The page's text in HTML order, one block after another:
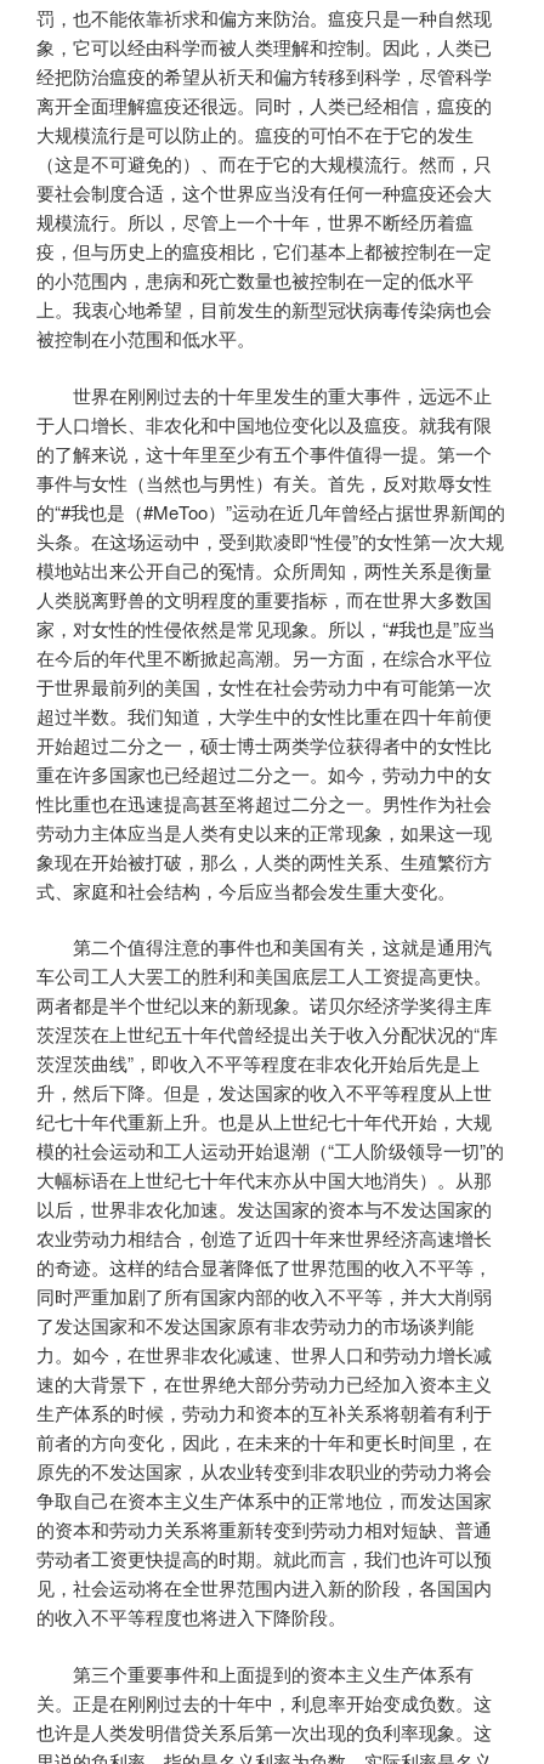
罚，也不能依靠祈求和偏方来防治。瘟疫只是一种自然现
象，它可以经由科学而被人类理解和控制。因此，人类已
经把防治瘟疫的希望从祈天和偏方转移到科学，尽管科学
离开全面理解瘟疫还很远。同时，人类已经相信，瘟疫的
大规模流行是可以防止的。瘟疫的可怕不在于它的发生
（这是不可避免的）、而在于它的大规模流行。然而，只
要社会制度合适，这个世界应当没有任何一种瘟疫还会大
规模流行。所以，尽管上一个十年，世界不断经历着瘟
疫，但与历史上的瘟疫相比，它们基本上都被控制在一定
的小范围内，患病和死亡数量也被控制在一定的低水平
上。我衷心地希望，目前发生的新型冠状病毒传染病也会
被控制在小范围和低水平。
世界在刚刚过去的十年里发生的重大事件，远远不止
于人口增长、非农化和中国地位变化以及瘟疫。就我有限
的了解来说，这十年里至少有五个事件值得一提。第一个
事件与女性（当然也与男性）有关。首先，反对欺辱女性
的“#我也是（#MeToo）”运动在近几年曾经占据世界新闻的
头条。在这场运动中，受到欺凌即“性侵”的女性第一次大规
模地站出来公开自己的冤情。众所周知，两性关系是衡量
人类脱离野兽的文明程度的重要指标，而在世界大多数国
家，对女性的性侵依然是常见现象。所以，“#我也是”应当
在今后的年代里不断掀起高潮。另一方面，在综合水平位
于世界最前列的美国，女性在社会劳动力中有可能第一次
超过半数。我们知道，大学生中的女性比重在四十年前便
开始超过二分之一，硕士博士两类学位获得者中的女性比
重在许多国家也已经超过二分之一。如今，劳动力中的女
性比重也在迅速提高甚至将超过二分之一。男性作为社会
劳动力主体应当是人类有史以来的正常现象，如果这一现
象现在开始被打破，那么，人类的两性关系、生殖繁衍方
式、家庭和社会结构，今后应当都会发生重大变化。
第二个值得注意的事件也和美国有关，这就是通用汽
车公司工人大罢工的胜利和美国底层工人工资提高更快。
两者都是半个世纪以来的新现象。诺贝尔经济学奖得主库
茨涅茨在上世纪五十年代曾经提出关于收入分配状况的“库
茨涅茨曲线”，即收入不平等程度在非农化开始后先是上
升，然后下降。但是，发达国家的收入不平等程度从上世
纪七十年代重新上升。也是从上世纪七十年代开始，大规
模的社会运动和工人运动开始退潮（“工人阶级领导一切”的
大幅标语在上世纪七十年代末亦从中国大地消失）。从那
以后，世界非农化加速。发达国家的资本与不发达国家的
农业劳动力相结合，创造了近四十年来世界经济高速增长
的奇迹。这样的结合显著降低了世界范围的收入不平等，
同时严重加剧了所有国家内部的收入不平等，并大大削弱
了发达国家和不发达国家原有非农劳动力的市场谈判能
力。如今，在世界非农化减速、世界人口和劳动力增长减
速的大背景下，在世界绝大部分劳动力已经加入资本主义
生产体系的时候，劳动力和资本的互补关系将朝着有利于
前者的方向变化，因此，在未来的十年和更长时间里，在
原先的不发达国家，从农业转变到非农职业的劳动力将会
争取自己在资本主义生产体系中的正常地位，而发达国家
的资本和劳动力关系将重新转变到劳动力相对短缺、普通
劳动者工资更快提高的时期。就此而言，我们也许可以预
见，社会运动将在全世界范围内进入新的阶段，各国国内
的收入不平等程度也将进入下降阶段。
第三个重要事件和上面提到的资本主义生产体系有
关。正是在刚刚过去的十年中，利息率开始变成负数。这
也许是人类发明借贷关系后第一次出现的负利率现象。这